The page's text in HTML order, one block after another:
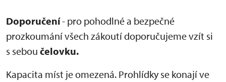
Doporučení- pro pohodlné a bezpečné
prozkoumání všech zákoutí doporučujeme vzít si
s sebou čelovku.
Kapacita míst je omezená. Prohlídky se konají ve